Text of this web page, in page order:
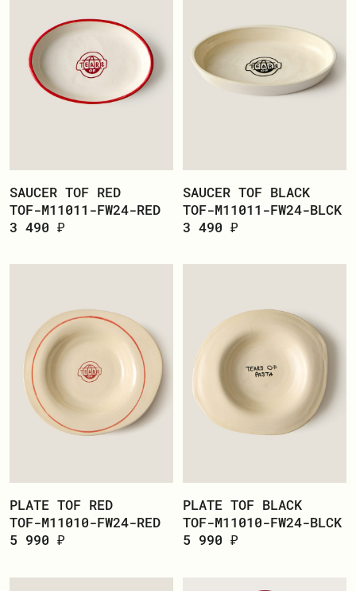
SAUCER TOF RED
TOF-M11011-FW24-RED
3 490 ₽
SAUCER TOF BLACK
TOF-M11011-FW24-BLCK
3 490 ₽
PLATE TOF RED
TOF-M11010-FW24-RED
5 990 ₽
PLATE TOF BLACK
TOF-M11010-FW24-BLCK
5 990 ₽